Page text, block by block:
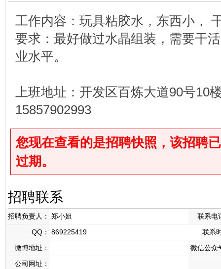
工作内容：玩具粘胶水，东西小，
要求：最好做过水晶组装，需要干
业水平。
上班地址：开发区百炼大道90号10
15857902993
您现在查看的是招聘快照，该招聘
过期。
招聘联系
招聘负责人： 郑小姐
联系电
QQ：
869225419
联系
微博地址：
微信公众
公司网址：